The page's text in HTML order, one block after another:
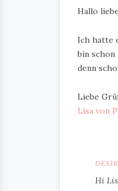
Hallo
Ich hatte
bin
denn
Liebe
Lisa von
Hi